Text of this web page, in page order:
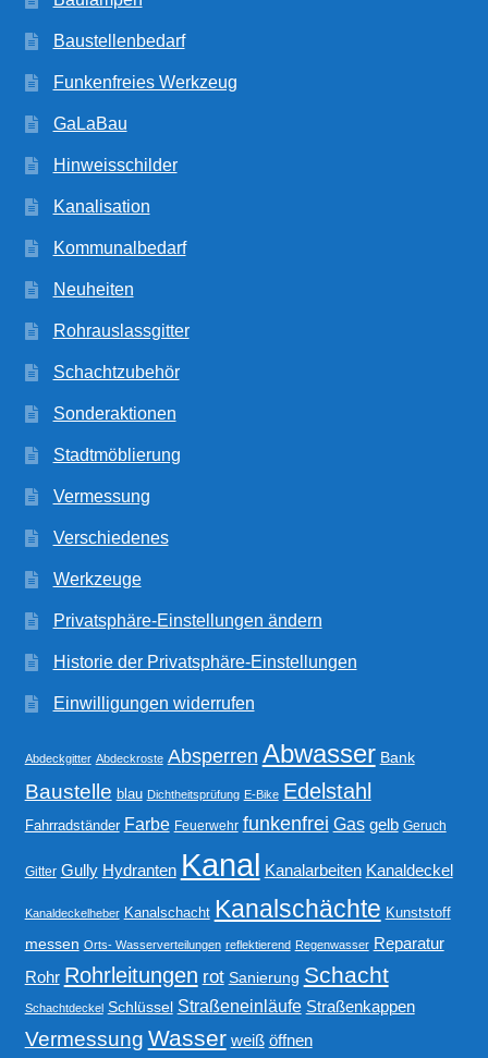
Baustellenbedarf
Funkenfreies Werkzeug
GaLaBau
Hinweisschilder
Kanalisation
Kommunalbedarf
Neuheiten
Rohrauslassgitter
Schachtzubehör
Sonderaktionen
Stadtmöblierung
Vermessung
Verschiedenes
Werkzeuge
Privatsphäre-Einstellungen ändern
Historie der Privatsphäre-Einstellungen
Einwilligungen widerrufen
Abdeckgitter Abdeckroste Absperren Abwasser Bank
Baustelle blau Dichtheitsprüfung E-Bike Edelstahl
Fahrradständer Farbe Feuerwehr funkenfrei Gas gelb Geruch
Gitter Gully Hydranten Kanal Kanalarbeiten Kanaldeckel
Kanaldeckelheber Kanalschacht Kanalschächte Kunststoff
messen Orts- Wasserverteilungen reflektierend Regenwasser Reparatur
Rohr Rohrleitungen rot Sanierung Schacht
Schachtdeckel Schlüssel Straßeneinläufe Straßenkappen
Vermessung Wasser weiß öffnen